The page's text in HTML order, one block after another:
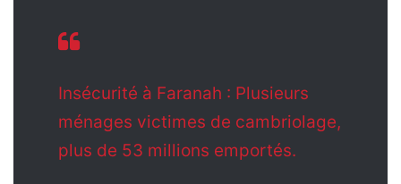
Insécurité à Faranah : Plusieurs
ménages victimes de cambriolage,
plus de 53 millions emportés.